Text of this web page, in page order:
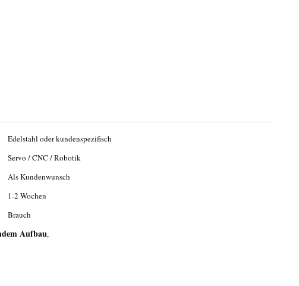
Edelstahl oder kundenspezifisch
Servo / CNC / Robotik
Als Kundenwunsch
1-2 Wochen
Brauch
Aufbau,